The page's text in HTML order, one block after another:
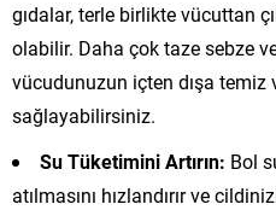
gıdalar, terle birlikte vücuttan
olabilir. Daha çok taze sebze
vücudunuzun içten dışa temiz
sağlayabilirsiniz.
Su Tüketimini Artırın: Bol
atılmasını hızlandırır ve